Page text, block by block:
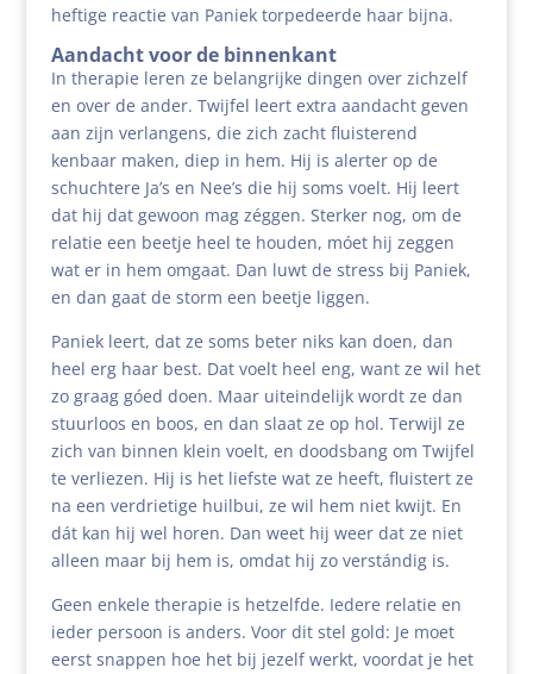
heftige reactie van Paniek torpedeerde haar bijna.
Aandacht voor de binnenkant
In therapie leren ze belangrijke dingen over zichzelf
en over de ander. Twijfel leert extra aandacht geven
aan zijn verlangens, die zich zacht fluisterend
kenbaar maken, diep in hem. Hij is alerter op de
schuchtere Ja’s en Nee’s die hij soms voelt. Hij leert
dat hij dat gewoon mag zéggen. Sterker nog, om de
relatie een beetje heel te houden, móet hij zeggen
wat er in hem omgaat. Dan luwt de stress bij Paniek,
en dan gaat de storm een beetje liggen.
Paniek leert, dat ze soms beter niks kan doen, dan
heel erg haar best. Dat voelt heel eng, want ze wil het
zo graag góed doen. Maar uiteindelijk wordt ze dan
stuurloos en boos, en dan slaat ze op hol. Terwijl ze
zich van binnen klein voelt, en doodsbang om Twijfel
te verliezen. Hij is het liefste wat ze heeft, fluistert ze
na een verdrietige huilbui, ze wil hem niet kwijt. En
dát kan hij wel horen. Dan weet hij weer dat ze niet
alleen maar bij hem is, omdat hij zo verstándig is.
Geen enkele therapie is hetzelfde. Iedere relatie en
ieder persoon is anders. Voor dit stel gold: Je moet
eerst snappen hoe het bij jezelf werkt, voordat je het